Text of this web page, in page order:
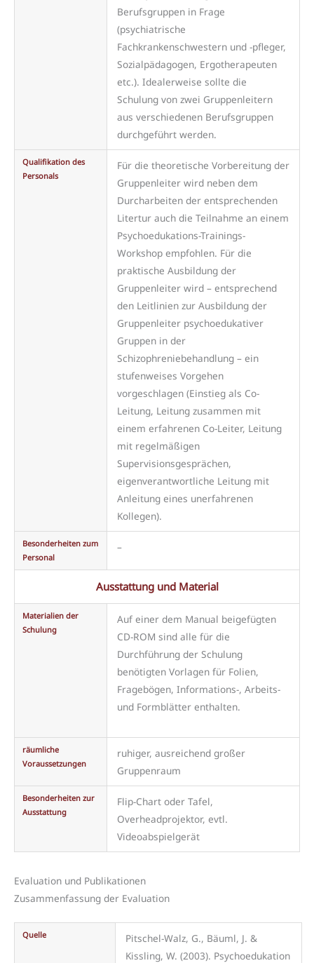
Berufsgruppen in Frage
(psychiatrische
Fachkrankenschwestern und -pfleger,
Sozialpädagogen, Ergotherapeuten
etc.). Idealerweise sollte die
Schulung von zwei Gruppenleitern
aus verschiedenen Berufsgruppen
durchgeführt werden.
Qualifikation des
Personals
Für die theoretische Vorbereitung der
Gruppenleiter wird neben dem
Durcharbeiten der entsprechenden
Litertur auch die Teilnahme an einem
Psychoedukations-Trainings-
Workshop empfohlen. Für die
praktische Ausbildung der
Gruppenleiter wird – entsprechend
den Leitlinien zur Ausbildung der
Gruppenleiter psychoedukativer
Gruppen in der
Schizophreniebehandlung – ein
stufenweises Vorgehen
vorgeschlagen (Einstieg als Co-
Leitung, Leitung zusammen mit
einem erfahrenen Co-Leiter, Leitung
mit regelmäßigen
Supervisionsgesprächen,
eigenverantwortliche Leitung mit
Anleitung eines unerfahrenen
Kollegen).
Besonderheiten zum
Personal
–
Ausstattung und Material
Materialien der
Schulung
Auf einer dem Manual beigefügten
CD-ROM sind alle für die
Durchführung der Schulung
benötigten Vorlagen für Folien,
Fragebögen, Informations-, Arbeits-
und Formblätter enthalten.
räumliche
Voraussetzungen
ruhiger, ausreichend großer
Gruppenraum
Besonderheiten zur
Ausstattung
Flip-Chart oder Tafel,
Overheadprojektor, evtl.
Videoabspielgerät
Evaluation und Publikationen
Zusammenfassung der Evaluation
Quelle
Pitschel-Walz, G., Bäuml, J. &
Kissling, W. (2003). Psychoedukation